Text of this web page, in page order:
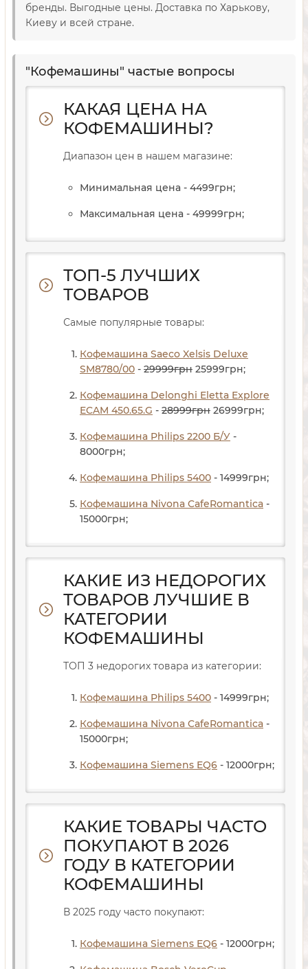
бренды. Выгодные цены. Доставка по Харькову,
Киеву и всей стране.
"Кофемашины" частые вопросы
КАКАЯ ЦЕНА НА
КОФЕМАШИНЫ?
Диапазон цен в нашем магазине:
Минимальная цена - 4499грн;
Максимальная цена - 49999грн;
ТОП-5 ЛУЧШИХ
ТОВАРОВ
Самые популярные товары:
Кофемашина Saeco Xelsis Deluxe
SM8780/00 - 29999грн 25999грн;
Кофемашина Delonghi Eletta Explore
ECAM 450.65.G - 28999грн 26999грн;
Кофемашина Philips 2200 Б/У -
8000грн;
Кофемашина Philips 5400 - 14999грн;
Кофемашина Nivona CafeRomantica -
15000грн;
КАКИЕ ИЗ НЕДОРОГИХ
ТОВАРОВ ЛУЧШИЕ В
КАТЕГОРИИ
КОФЕМАШИНЫ
ТОП 3 недорогих товара из категории:
Кофемашина Philips 5400 - 14999грн;
Кофемашина Nivona CafeRomantica -
15000грн;
Кофемашина Siemens EQ6 - 12000грн;
КАКИЕ ТОВАРЫ ЧАСТО
ПОКУПАЮТ В 2026
ГОДУ В КАТЕГОРИИ
КОФЕМАШИНЫ
В 2025 году часто покупают:
Кофемашина Siemens EQ6 - 12000грн;